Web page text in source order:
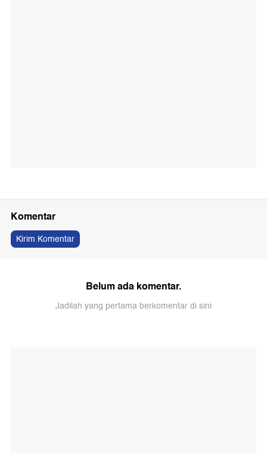
Komentar
Kirim Komentar
Belum ada komentar.
Jadilah yang pertama berkomentar di sini